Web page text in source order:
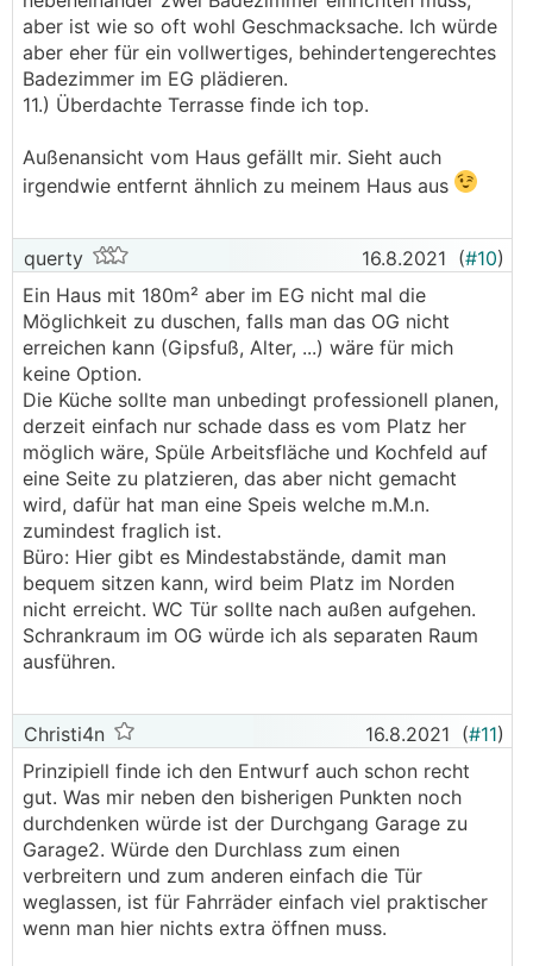
aber ist wie so oft wohl Geschmacksache. Ich würde
aber eher für ein vollwertiges, behindertengerechtes
Badezimmer im EG plädieren.
11.) Überdachte Terrasse finde ich top.
Außenansicht vom Haus gefällt mir. Sieht auch
irgendwie entfernt ähnlich zu meinem Haus aus
querty 16.8.2021 (#10)
Ein Haus mit 180m² aber im EG nicht mal die
Möglichkeit zu duschen, falls man das OG nicht
erreichen kann (Gipsfuß, Alter, ...) wäre für mich
keine Option.
Die Küche sollte man unbedingt professionell planen,
derzeit einfach nur schade dass es vom Platz her
möglich wäre, Spüle Arbeitsfläche und Kochfeld auf
eine Seite zu platzieren, das aber nicht gemacht
wird, dafür hat man eine Speis welche m.M.n.
zumindest fraglich ist.
Büro: Hier gibt es Mindestabstände, damit man
bequem sitzen kann, wird beim Platz im Norden
nicht erreicht. WC Tür sollte nach außen aufgehen.
Schrankraum im OG würde ich als separaten Raum
ausführen.
Christi4n 16.8.2021 (#11)
Prinzipiell finde ich den Entwurf auch schon recht
gut. Was mir neben den bisherigen Punkten noch
durchdenken würde ist der Durchgang Garage zu
Garage2. Würde den Durchlass zum einen
verbreitern und zum anderen einfach die Tür
weglassen, ist für Fahrräder einfach viel praktischer
wenn man hier nichts extra öffnen muss.